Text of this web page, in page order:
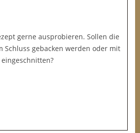
gerne ausprobieren. Sollen die
Schluss gebacken werden oder mit